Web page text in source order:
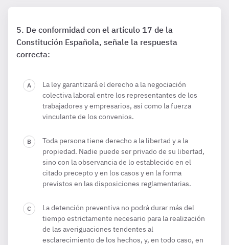
De conformidad con el artículo 17 de la
Constitución Española, señale la respuesta
correcta:
La ley garantizará el derecho a la negociación
colectiva laboral entre los representantes de los
trabajadores y empresarios, así como la fuerza
vinculante de los convenios.
Toda persona tiene derecho a la libertad y a la
propiedad. Nadie puede ser privado de su libertad,
sino con la observancia de lo establecido en el
citado precepto y en los casos y en la forma
previstos en las disposiciones reglamentarias.
La detención preventiva no podrá durar más del
tiempo estrictamente necesario para la realización
de las averiguaciones tendentes al
esclarecimiento de los hechos, y, en todo caso, en